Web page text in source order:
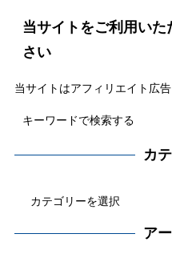
当サイトをご利用い
さい
当サイトはアフィリエイト広
カ
ア